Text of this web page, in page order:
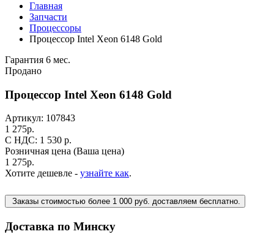
Главная
Запчасти
Процессоры
Процессор Intel Xeon 6148 Gold
Гарантия 6 мес.
Продано
Процессор Intel Xeon 6148 Gold
Артикул: 107843
1 275р.
C НДС: 1 530 р.
Розничная цена (Ваша цена)
1 275р.
Хотите дешевле - узнайте как.
Заказы стоимостью более 1 000 руб. доставляем бесплатно.
Доставка по Минску